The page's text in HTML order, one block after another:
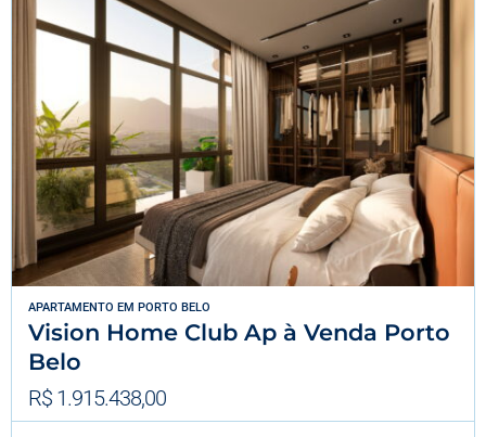
APARTAMENTO EM PORTO BELO
Vision Home Club Ap à Venda Porto
Belo
R$ 1.915.438,00